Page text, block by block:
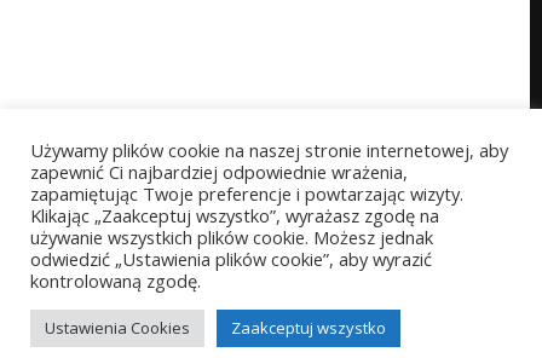
Copyright © 2026 StarProject akademia wokalu
Powered by StarProject akademia wokalu
Używamy plików cookie na naszej stronie internetowej, aby
zapewnić Ci najbardziej odpowiednie wrażenia,
zapamiętując Twoje preferencje i powtarzając wizyty.
Klikając „Zaakceptuj wszystko”, wyrażasz zgodę na
używanie wszystkich plików cookie. Możesz jednak
odwiedzić „Ustawienia plików cookie”, aby wyrazić
kontrolowaną zgodę.
Ustawienia Cookies Zaakceptuj wszystko